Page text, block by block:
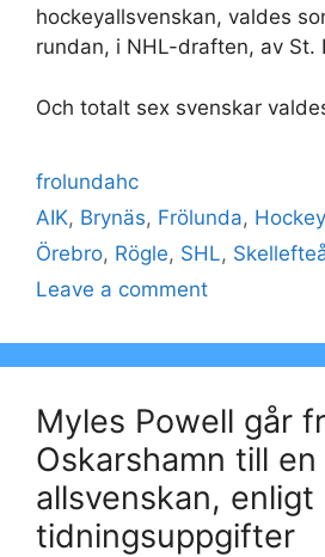
hockeyallsvenskan, valdes
rundan, i NHL-draften, av St.
Och totalt sex svenskar
Categories
frolundahc
Tags
AIK, Brynäs, Frölunda,
Örebro, Rögle, SHL,
Leave a comment
Myles Powell går
Oskarshamn till
allsvenskan, enligt
tidningsuppgifter